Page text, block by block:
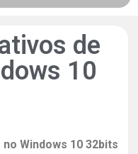
de
10
Windows 10 32bits